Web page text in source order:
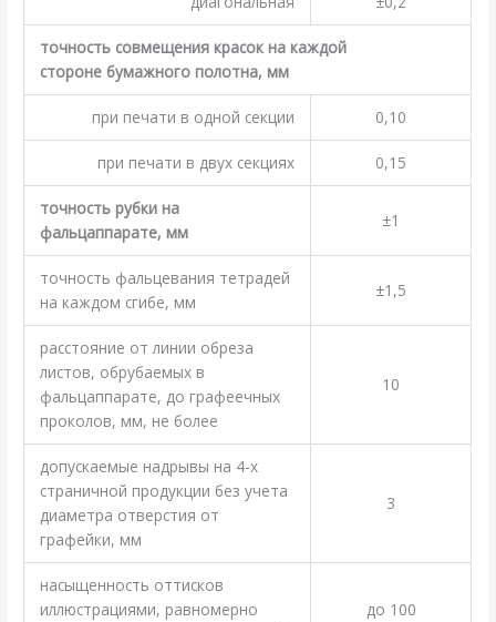
точность совмещения красок на каждой
стороне бумажного полотна, мм
при печати в одной секции 0,10
при печати в двух секциях 0,15
точность рубки на
фальцаппарате, мм
±1
точность фальцевания тетрадей
на каждом сгибе, мм
±1,5
расстояние от линии обреза
листов, обрубаемых в
фальцаппарате, до графеечных
проколов, мм, не более
10
допускаемые надрывы на 4-х
страничной продукции без учета
диаметра отверстия от
графейки, мм
3
насыщенность оттисков
иллюстрациями, равномерно
до 100